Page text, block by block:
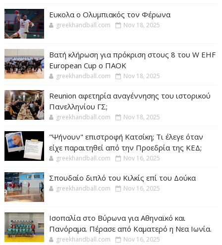
Ευκολα ο Ολυμπιακός τον Φέρωνα
greekhandball.com Nov 18, 2025
Βατή κλήρωση για πρόκριση στους 8 του W EHF
European Cup ο ΠΑΟΚ
greekhandball.com Nov 18, 2025
Reunion αφετηρία αναγέννησης του ιστορικού
Πανελληνίου ΓΣ;
greekhandball.com Nov 18, 2025
"Ψήνουν" επιστροφή Κατσίκη; Τι έλεγε όταν
είχε παραιτηθεί από την Προεδρία της ΚΕΔ;
greekhandball.com Nov 16, 2025
Σπουδαίο διπλό του Κιλκίς επί του Δούκα
greekhandball.com Nov 16, 2025
Ισοπαλία στο Βύρωνα για Αθηναϊκό και
Πανόραμα. Πέρασε από Καματερό η Νεα Ιωνία.
greekhandball.com Nov 16, 2025